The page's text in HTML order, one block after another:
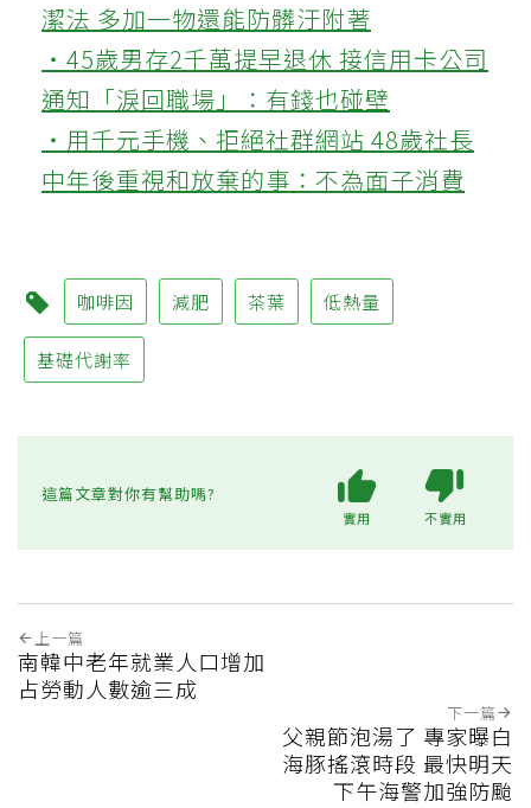
潔法 多加一物還能防髒汙附著
‧45歲男存2千萬提早退休 接信用卡公司
通知「淚回職場」：有錢也碰壁
‧用千元手機、拒絕社群網站 48歲社長
中年後重視和放棄的事：不為面子消費
咖啡因 減肥 茶葉 低熱量
基礎代謝率
這篇文章對你有幫助嗎?
實用 不實用
上一篇
南韓中老年就業人口增加
占勞動人數逾三成
下一篇
父親節泡湯了 專家曝白
海豚搖滾時段 最快明天
下午海警加強防颱